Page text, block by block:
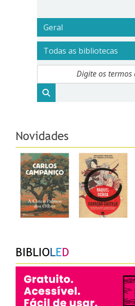
Página principal
Novidades
BIBLIOLED